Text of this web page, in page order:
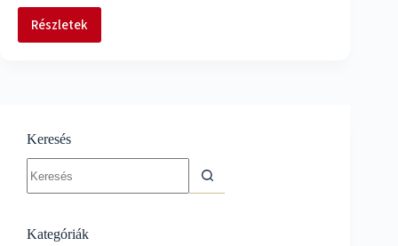
Részletek
Kapros-
Keresés
results
Kategóriák